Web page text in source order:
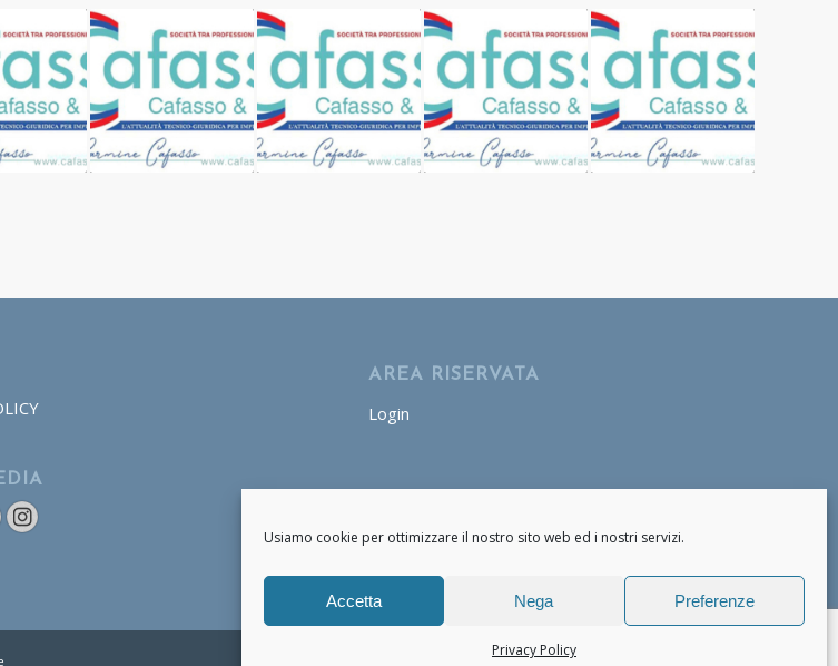
Usiamo cookie per ottimizzare il nostro sito web ed i nostri servizi.
Accetta Nega Preferenze
Privacy Policy
AREA RISERVATA
Login
Login